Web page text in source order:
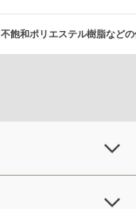
不飽和ポリエステル樹脂など